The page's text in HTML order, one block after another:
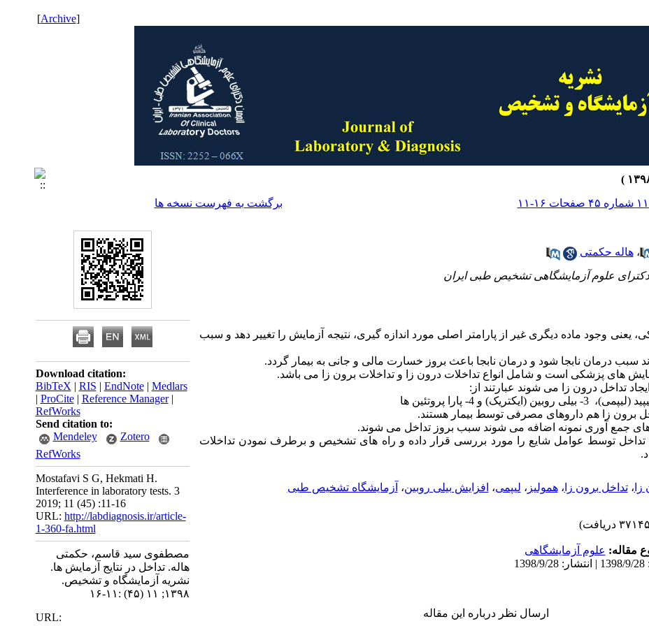
[
Archive
]
برگشت به فهرست نسخه ها
،هاله حکمتی
یعنی وجود ماده دیگری غیر از پارامتر اصلی مورد اندازه گیری، نتیجه آزمایش را تغییر دهد و سبب
سبب درمان نابجا شود و درمان نابجا باعث بروز خسارت مالی و جانی به بیمار گردد.
های پزشکی است و شامل انواع تداخلات درون زا و تداخلات برون زا می باشد.
تداخل درون زا می شوند عبارتند از:
برون زا هم داروهای مصرفی توسط بیمار هستند.
جمع آوری نمونه اضافه می شوند سبب بروز تداخل می شوند.
تداخل توسط عوامل شایع را مورد بررسی قرار داده و راه های تشخیص و برطرف نمودن تداخلات
،تداخل برون زا ،همولیز ، لیپمی، افزایش بیلی روبین، آزمایشگاه تشخیص طبی
مقاله: علوم آزمایشگاهی
ارسال نظر درباره این مقاله
Download citation:
BibTeX | RIS | EndNote| Medlars
| ProCite| Reference Manager|
RefWorks
Send citation to:
Mendeley
Zotero
RefWorks
Mostafavi S G, Hekmati H.
Interference in laboratory tests. 3
2019; 11 (45) :11-16
URL: http://labdiagnosis.ir/article-
1-360-fa.html
مصطفوی سید قاسم، حکمتی
هاله. تداخل در نتایج آزمایش ها.
نشریه آزمایشگاه و تشخیص.
۱۳۹۸; ۱۱ (۴۵) :۱۱-۱۶
URL: